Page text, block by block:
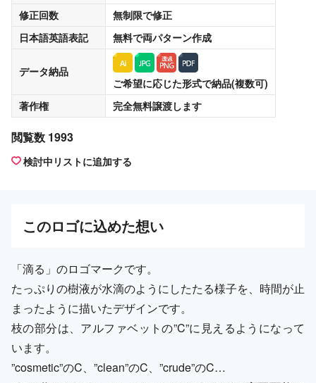
修正回数
無制限で修正
日本語英語表記
無料で両パターン作成
データ納品
ご希望に応じた形式で納品(複数可)
著作権
完全無料譲渡します
閲覧数 1993
検討中リストに追加する
このロゴに込めた想い
「滴る」のロゴマークです。
たっぷりの樹液が水滴のようにしたたる様子を、時間が止
まったように描いたデザインです。
枝の部分は、アルファベットの”C”に見えるようになって
います。
”cosmetic”のC、”clean”のC、”crude”のC…